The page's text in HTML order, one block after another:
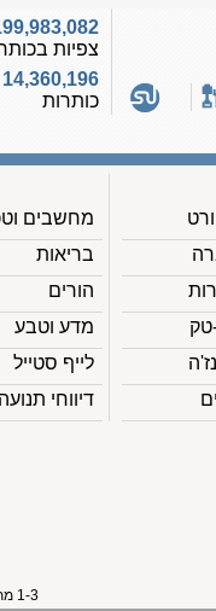
199,983,082
צפיות בכותרות
14,360,196
כותרות
מחשבים וטכנ'
בריאות
הורים
מדע וטבע
לייף סטייל
דיווחי תנועה